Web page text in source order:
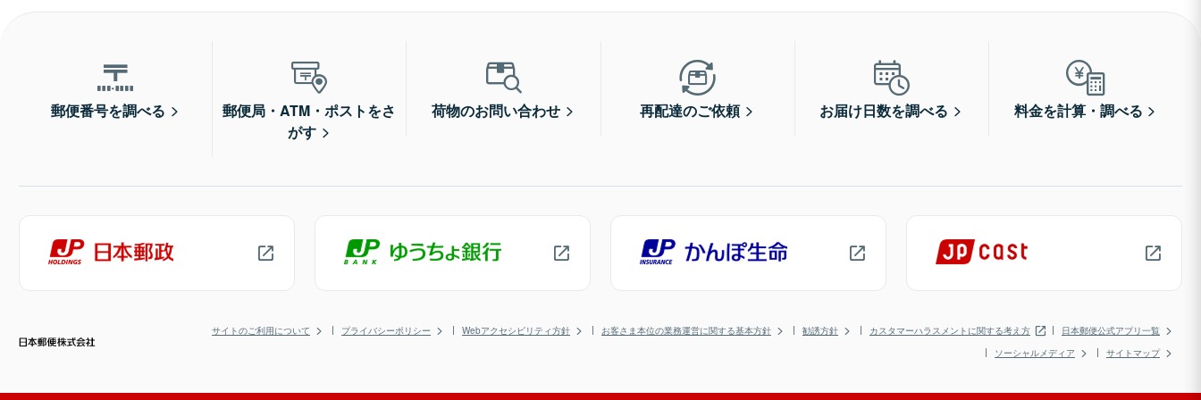
郵便番号を調べる
郵便局・ATM・ポストをさ
がす
荷物のお問い合わせ 再配達のご依頼 お届け日数を調べる 料金を計算・調べる
サイトのご利用について プライバシーポリシー Webアクセシビリティ方針 お客さま本位の業務運営に関する基本方針 勧誘方針 カスタマーハラスメントに関する考え方
日本郵便公式アプリ一覧
ソーシャルメディア
サイトマップ